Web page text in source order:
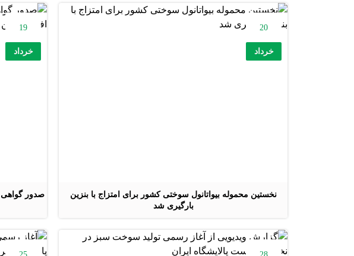
نخستین محموله بیواتانول سوختی کشور برای امتزاج با بنزین
بارگیری شد
20
خرداد
19
خرداد